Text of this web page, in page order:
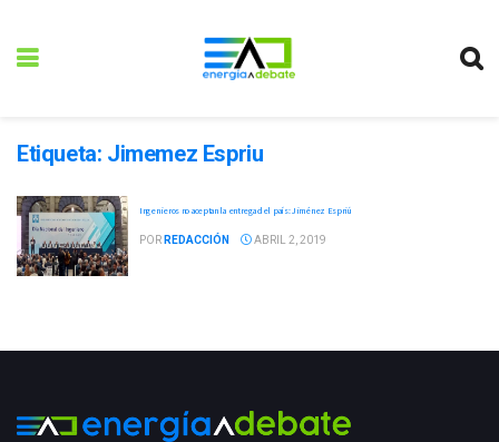
Etiqueta: Jimemez Espriu
Ingenieros no aceptan la entrega del país: Jiménez Espriú
POR REDACCIÓN ABRIL 2, 2019